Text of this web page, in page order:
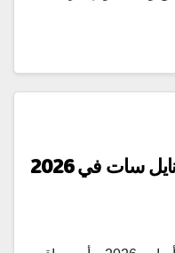
أزمة ترددات جديدة تضرب نايل سات في 2026